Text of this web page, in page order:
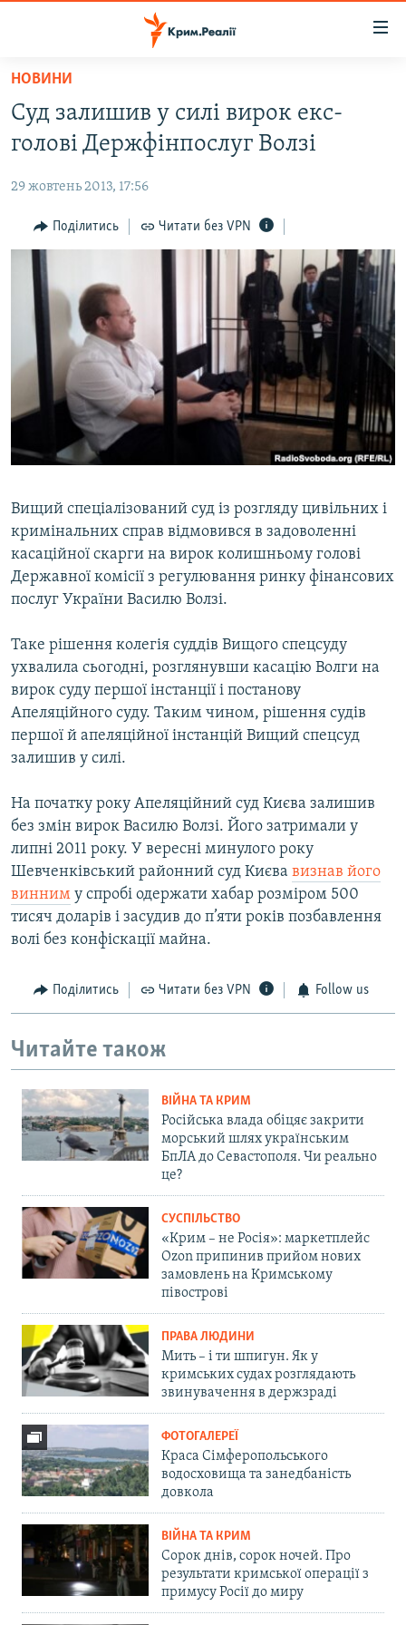
Перейти
основного
матеріалу
до
навігації
Перейти
пошуку
ВОДА.КРИМ
ВІДЕО ТА ФОТО
ПОЛІТИКА
БЛОГИ
ПОГЛЯД
ІНТЕРВ'Ю
ВСЕ ЗА ДЕНЬ
СПЕЦПРОЕКТИ
ДЕПОРТАЦІЯ
ВІДЕОУРОКИ «ELIFBE»
СВІДЧЕННЯ ОКУПАЦІЇ
ЯК ОБІЙТИ БЛОКУВАННЯ
Русский
Qırımtatar
ДОЛУЧАЙСЯ!
Усі сайти RFE/RL
НОВИНИ
Суд залишив у силі вирок екс-
голові Держфінпослуг Волзі
29 жовтень 2013, 17:56
Поділитись Читати без VPN
Вищий спеціалізований суд із розгляду цивільних і
кримінальних справ відмовився в задоволенні
касаційної скарги на вирок колишньому голові
Державної комісії з регулювання ринку фінансових
послуг України Василю Волзі.
Таке рішення колегія суддів Вищого спецсуду
ухвалила сьогодні, розглянувши касацію Волги на
вирок суду першої інстанції і постанову
Апеляційного суду. Таким чином, рішення судів
першої й апеляційної інстанцій Вищий спецсуд
залишив у силі.
На початку року Апеляційний суд Києва залишив
без змін вирок Василю Волзі. Його затримали у
липні 2011 року. У вересні минулого року
Шевченківський районний суд Києва визнав його
винним у спробі одержати хабар розміром 500
тисяч доларів і засудив до п’яти років позбавлення
волі без конфіскації майна.
Поділитись Читати без VPN Follow us
Читайте також
ВІЙНА ТА КРИМ
Російська влада обіцяє закрити
морський шлях українським
БпЛА до Севастополя. Чи реально
це?
СУСПІЛЬСТВО
«Крим – не Росія»: маркетплейс
Ozon припинив прийом нових
замовлень на Кримському
півострові
ПРАВА ЛЮДИНИ
Мить – і ти шпигун. Як у
кримських судах розглядають
звинувачення в держзраді
ФОТОГАЛЕРЕЇ
Краса Сімферопольського
водосховища та занедбаність
довкола
ВІЙНА ТА КРИМ
Сорок днів, сорок ночей. Про
результати кримської операції з
примусу Росії до миру